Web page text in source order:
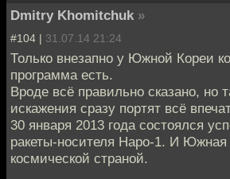
Dmitry Khomitchuk »
#104 | 31.07.14 21:24
Только внезапно у Южной Кореи
программа есть.
Вроде всё правильно сказано, но
искажения сразу портят всё
30 января 2013 года состоялся
ракеты-носителя Наро-1. И Южная
космической страной.